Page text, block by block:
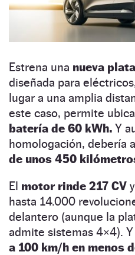
Estrena una nueva
diseñada para
lugar a una amplia
este caso, permite
batería de 60 kWh. Y
homologación, debería
de unos 450
El motor rinde 217 CV
hasta 14.000
delantero (aunque la
admite sistemas 4×4). Y
a 100 km/h en menos